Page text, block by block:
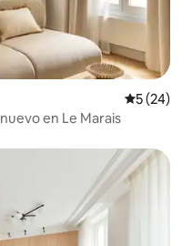
5 (24)
en Le Marais